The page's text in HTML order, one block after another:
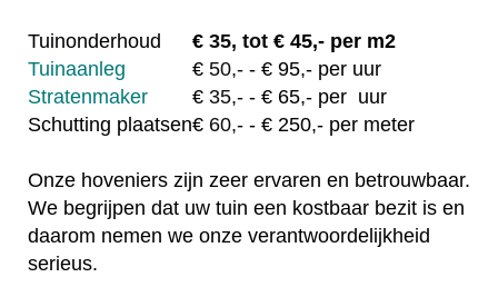
Tuinonderhoud € 35, tot € 45,- per m2
Tuinaanleg
€ 50,- - € 95,- per uur
Stratenmaker
€ 35,- - € 65,- per uur
Schutting plaatsen€ 60,- - € 250,- per meter
Onze hoveniers zijn zeer ervaren en betrouwbaar.
We begrijpen dat uw tuin een kostbaar bezit is en
daarom nemen we onze verantwoordelijkheid
serieus.